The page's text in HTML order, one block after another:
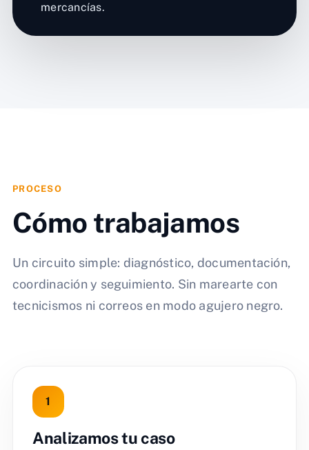
mercancías.
PROCESO
Cómo trabajamos
Un circuito simple: diagnóstico, documentación,
coordinación y seguimiento. Sin marearte con
tecnicismos ni correos en modo agujero negro.
Analizamos tu caso